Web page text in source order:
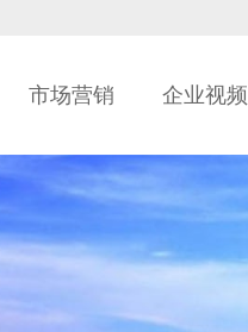
市场营销 企业视频